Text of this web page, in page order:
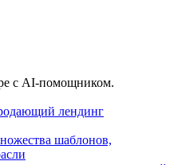
с AI-помощником.
лендинг
шаблонов,